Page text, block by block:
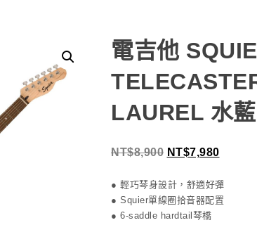
電吉他
LAUREL 水
NT$8,900 NT$7,980
● 輕巧琴身設計，舒適好彈
● Squier單線圈拾音器配置
● 6-saddle hardtail琴橋